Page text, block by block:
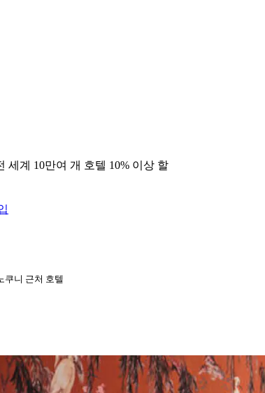
세계 10만여 개 호텔 10% 이상 할
쿠니 근처 호텔